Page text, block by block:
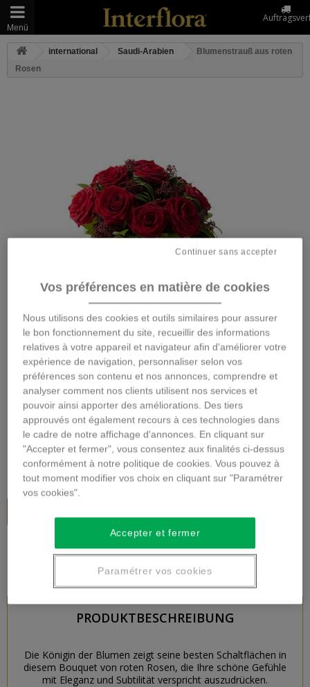
Menü
international Saudi-Arabien
Blumenstrauß aus roten
Rosen
Vergrößern
BLUMENSTRAUSS AUS R
OTEN ROSEN
Beschreibung
62,00 €inkl. MwSt.
PRODUKTBESCHREIBUNG
Die Königin der Blumen zeigt seine besten Schaltflächen in
diesem Bouquet von roten Rosen, die Ihre schöne Gefühle
mit Eleganz und Subtilität verspricht auszudrücken.
Vos préférences en matière de cookies
Nous utilisons des cookies et outils similaires pour assurer
le bon fonctionnement du site, recueillir des informations
relatives à votre appareil et navigateur afin d'améliorer votre
expérience de navigation, personnaliser selon vos
préférences son contenu et nos annonces, comprendre et
analyser comment nos clients utilisent nos services et
pouvoir ainsi apporter des améliorations. Des tiers
approuvés ont également recours à ces technologies dans
le cadre de notre affichage d'annonces. En cliquant sur
"Accepter et fermer", vous consentez aux finalités ci-dessus
conformément à notre politique de cookies. Vous pouvez à
tout moment modifier vos choix en cliquant sur "Paramétrer
vos cookies".
Continuer sans accepter
Accepter et fermer
Paramétrer vos cookies